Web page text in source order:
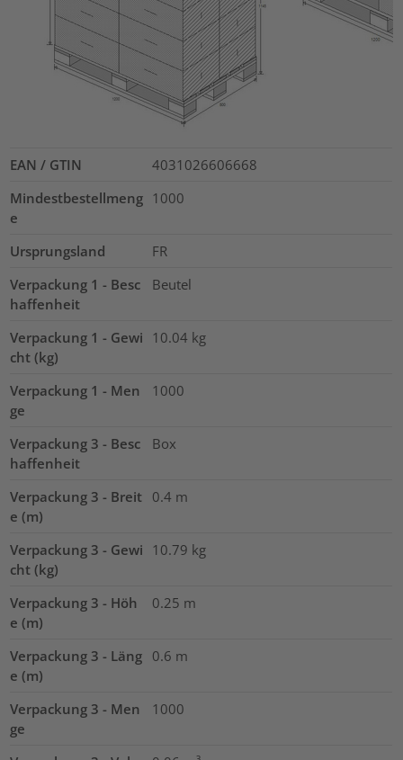
EAN / GTIN
4031026606668
Mindestbestellmeng
e
1000
Ursprungsland
FR
Verpackung 1 - Besc
haffenheit
Beutel
Verpackung 1 - Gewi
cht (kg)
10.04 kg
Verpackung 1 - Men
ge
1000
Verpackung 3 - Besc
haffenheit
Box
Verpackung 3 - Breit
e (m)
0.4 m
Verpackung 3 - Gewi
cht (kg)
10.79 kg
Verpackung 3 - Höh
e (m)
0.25 m
Verpackung 3 - Läng
e (m)
0.6 m
Verpackung 3 - Men
ge
1000